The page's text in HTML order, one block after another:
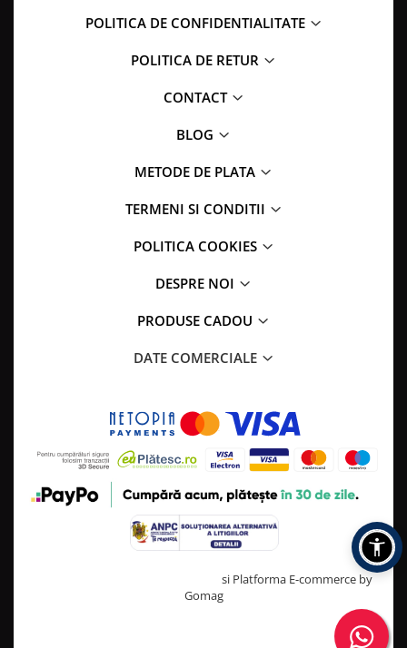
POLITICA DE CONFIDENTIALITATE
POLITICA DE RETUR
CONTACT
BLOG
METODE DE PLATA
TERMENI SI CONDITII
POLITICA COOKIES
DESPRE NOI
PRODUSE CADOU
DATE COMERCIALE
si Platforma E-commerce by
Gomag